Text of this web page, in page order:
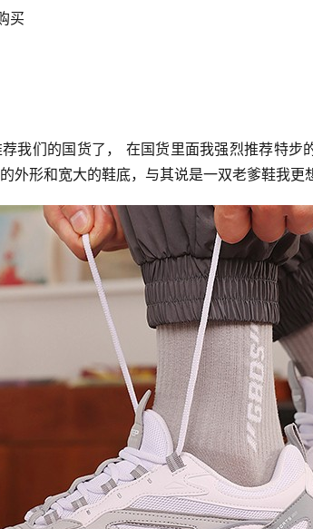
买
我们的国货了， 在国货里面我强烈推荐特步
外形和宽大的鞋底，与其说是一双老爹鞋我更